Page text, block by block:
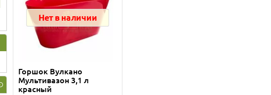
Нет в наличии
Горшок Вулкано
Мультивазон 3,1 л
красный